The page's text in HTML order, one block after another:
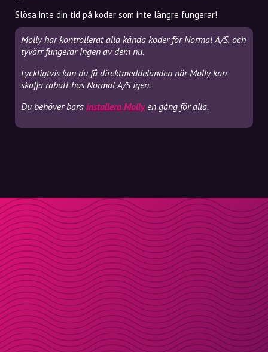
Slösa inte din tid på koder som inte längre fungerar!
Molly har kontrollerat alla kända koder för Normal A/S, och
tyvärr fungerar ingen av dem nu.
Lyckligtvis kan du få direktmeddelanden när Molly kan
skaffa rabatt hos Normal A/S igen.
Du behöver bara installera Mollyen gång för alla.